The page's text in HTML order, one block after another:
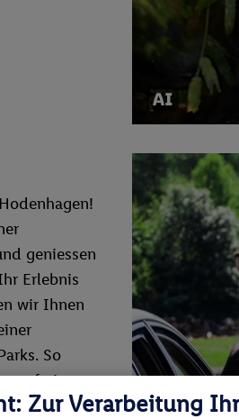
geniessen
Erlebnis
wir Ihnen
So
Sie
Zur Verarbeitung